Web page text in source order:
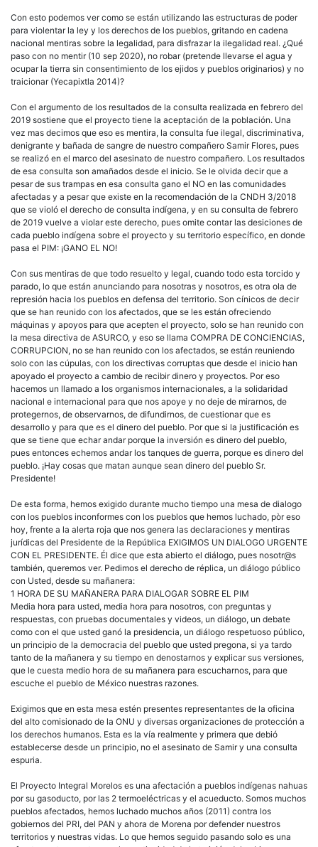
Con esto podemos ver como se están utilizando las estructuras de poder
para violentar la ley y los derechos de los pueblos, gritando en cadena
nacional mentiras sobre la legalidad, para disfrazar la ilegalidad real. ¿Qué
paso con no mentir (10 sep 2020), no robar (pretende llevarse el agua y
ocupar la tierra sin consentimiento de los ejidos y pueblos originarios) y no
traicionar (Yecapixtla 2014)?
Con el argumento de los resultados de la consulta realizada en febrero del
2019 sostiene que el proyecto tiene la aceptación de la población. Una
vez mas decimos que eso es mentira, la consulta fue ilegal, discriminativa,
denigrante y bañada de sangre de nuestro compañero Samir Flores, pues
se realizó en el marco del asesinato de nuestro compañero. Los resultados
de esa consulta son amañados desde el inicio. Se le olvida decir que a
pesar de sus trampas en esa consulta gano el NO en las comunidades
afectadas y a pesar que existe en la recomendación de la CNDH 3/2018
que se violó el derecho de consulta indígena, y en su consulta de febrero
de 2019 vuelve a violar este derecho, pues omite contar las desiciones de
cada pueblo indígena sobre el proyecto y su territorio específico, en donde
pasa el PIM: ¡GANO EL NO!
Con sus mentiras de que todo resuelto y legal, cuando todo esta torcido y
parado, lo que están anunciando para nosotras y nosotros, es otra ola de
represión hacia los pueblos en defensa del territorio. Son cínicos de decir
que se han reunido con los afectados, que se les están ofreciendo
máquinas y apoyos para que acepten el proyecto, solo se han reunido con
la mesa directiva de ASURCO, y eso se llama COMPRA DE CONCIENCIAS,
CORRUPCION, no se han reunido con los afectados, se están reuniendo
solo con las cúpulas, con los directivas corruptas que desde el inicio han
apoyado el proyecto a cambio de recibir dinero y proyectos. Por eso
hacemos un llamado a los organismos internacionales, a la solidaridad
nacional e internacional para que nos apoye y no deje de mirarnos, de
protegernos, de observarnos, de difundirnos, de cuestionar que es
desarrollo y para que es el dinero del pueblo. Por que si la justificación es
que se tiene que echar andar porque la inversión es dinero del pueblo,
pues entonces echemos andar los tanques de guerra, porque es dinero del
pueblo. ¡Hay cosas que matan aunque sean dinero del pueblo Sr.
Presidente!
De esta forma, hemos exigido durante mucho tiempo una mesa de dialogo
con los pueblos inconformes con los pueblos que hemos luchado, pòr eso
hoy, frente a la alerta roja que nos genera las declaraciones y mentiras
jurídicas del Presidente de la República EXIGIMOS UN DIALOGO URGENTE
CON EL PRESIDENTE. Él dice que esta abierto el diálogo, pues nosotr@s
también, queremos ver. Pedimos el derecho de réplica, un diálogo público
con Usted, desde su mañanera:
1 HORA DE SU MAÑANERA PARA DIALOGAR SOBRE EL PIM
Media hora para usted, media hora para nosotros, con preguntas y
respuestas, con pruebas documentales y videos, un diálogo, un debate
como con el que usted ganó la presidencia, un diálogo respetuoso público,
un principio de la democracia del pueblo que usted pregona, si ya tardo
tanto de la mañanera y su tiempo en denostarnos y explicar sus versiones,
que le cuesta medio hora de su mañanera para escucharnos, para que
escuche el pueblo de México nuestras razones.
Exigimos que en esta mesa estén presentes representantes de la oficina
del alto comisionado de la ONU y diversas organizaciones de protección a
los derechos humanos. Esta es la vía realmente y primera que debió
establecerse desde un principio, no el asesinato de Samir y una consulta
espuria.
El Proyecto Integral Morelos es una afectación a pueblos indígenas nahuas
por su gasoducto, por las 2 termoeléctricas y el acueducto. Somos muchos
pueblos afectados, hemos luchado muchos años (2011) contra los
gobiernos del PRI, del PAN y ahora de Morena por defender nuestros
territorios y nuestras vidas. Lo que hemos seguido pasando solo es una